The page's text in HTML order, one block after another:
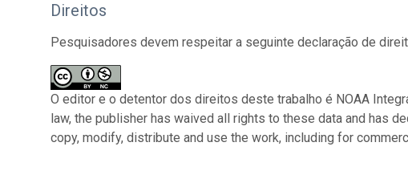
Direitos
Pesquisadores devem respeitar a seguinte declaração de
O editor e o detentor dos direitos deste trabalho é NOAA
law, the publisher has waived all rights to these data and has
copy, modify, distribute and use the work, including for